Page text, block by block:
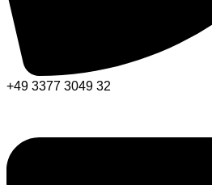
+49 3377 3049 32